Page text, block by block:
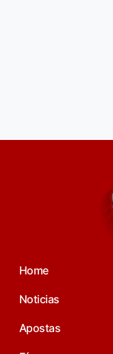
Home
Noticias
Apostas